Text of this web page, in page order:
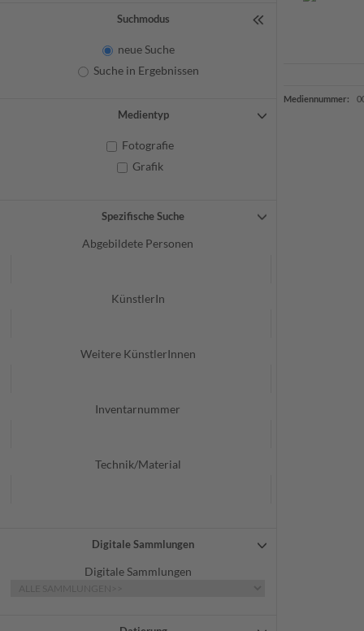
Suchmodus
neue Suche
Suche in Ergebnissen
Medientyp
Fotografie
Grafik
Spezifische Suche
Abgebildete Personen
KünstlerIn
Weitere KünstlerInnen
Inventarnummer
Technik/Material
Digitale Sammlungen
Digitale Sammlungen
Mediennummer: